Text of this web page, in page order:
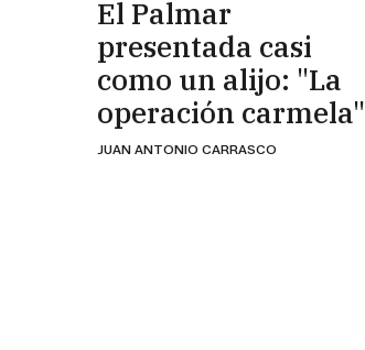
El Palmar
presentada casi
como un alijo: "La
operación carmela"
JUAN ANTONIO CARRASCO